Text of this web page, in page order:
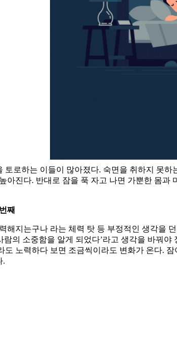
토로하는 이들이 많아졌다. 숙면을 취하지 못
아진다. 반대로 잠을 푹 자고 나면 가뿐한 몸
째
해지는구나 라는 체력 탓 등 부정적인 생각을
람의 소중함을 알게 되었다’라고 생각을 바꿔
도 노력하다 보면 조금씩이라도 변화가 온다.
.